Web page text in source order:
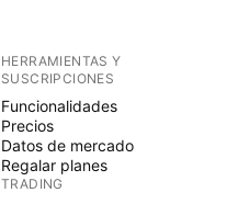
HERRAMIENTAS Y
SUSCRIPCIONES
Funcionalidades
Precios
Datos de mercado
Regalar planes
TRADING